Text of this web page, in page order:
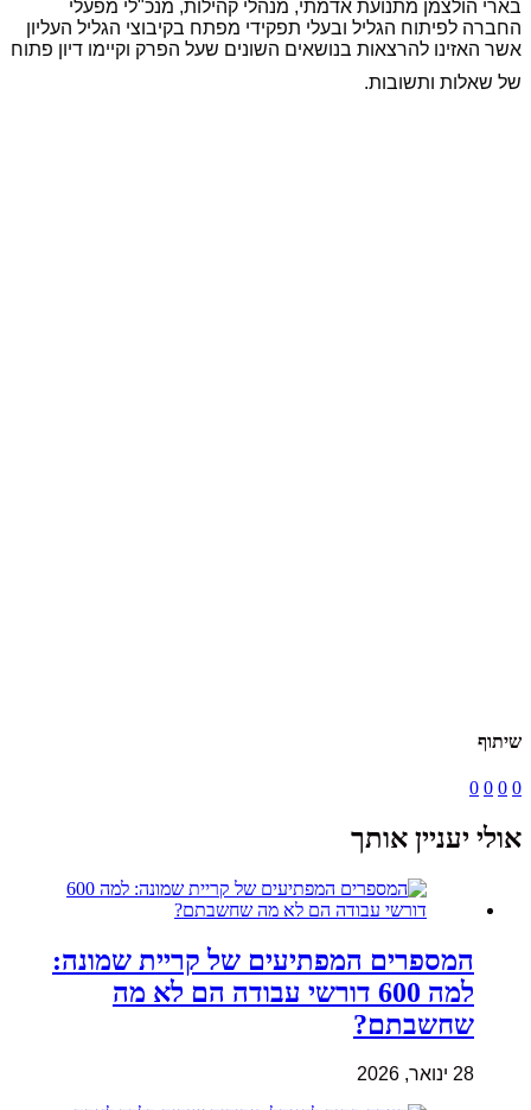
בארי הולצמן מתנועת אדמתי, מנהלי קהילות, מנכ"לי מפעלי
החברה לפיתוח הגליל ובעלי תפקידי מפתח בקיבוצי הגליל העליון
אשר האזינו להרצאות בנושאים השונים שעל הפרק וקיימו דיון פתוח
של שאלות ותשובות.
שיתוף
0
0
0
0
אולי יעניין אותך
המספרים המפתיעים של קריית שמונה:
למה 600 דורשי עבודה הם לא מה
שחשבתם?
28 ינואר, 2026